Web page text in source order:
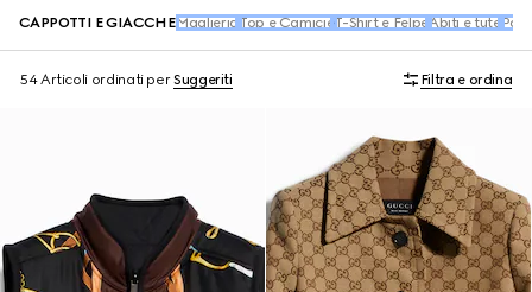
CAPPOTTI E GIACCHE Maglieria Top e CamicieT-Shirt e Felpe Abiti e tute
54 Articoli ordinati perSuggeriti Filtra e ordina